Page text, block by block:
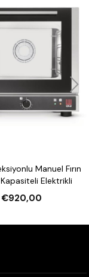
Manuel Fırın
Elektrikli
€920,00